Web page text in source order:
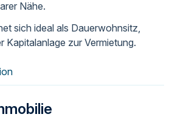
Nähe.
sich ideal als Dauerwohnsitz,
Kapitalanlage zur Vermietung.